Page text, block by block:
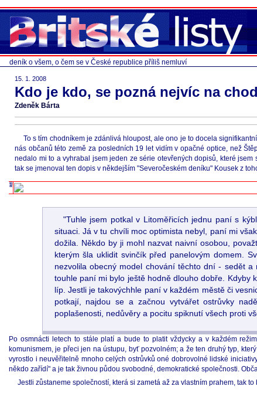
deník o všem, o čem se v České republice příliš nemluví
15. 1. 2008
Kdo je kdo, se pozná nejvíc na
Zdeněk Bárta
To s tím chodníkem je zdánlivá hloupost, ale ono je to docela
nás občanů této země za posledních 19 let vidím v opačné optice, než
nedalo mi to a vyhrabal jsem jeden ze série otevřených dopisů, které jsem
tak se jmenoval ten dopis v někdejším "Severočeském deníku" Kousek z
"Tuhle jsem potkal v Litoměřicích jednu paní s
situaci. Já v tu chvíli moc optimista nebyl, paní mi
dožila. Někdo by ji mohl nazvat naivní osobou,
kterým šla uklidit svinčík před panelovým domem.
nezvolila obecný model chování těchto dní - sedět
touhle paní mi bylo ještě hodně dlouho dobře. Kdyby
líp. Jestli je takovýchhle paní v každém městě či
potkají, najdou se a začnou vytvářet ostrůvky
poplašenosti, nedůvěry a pocitu spiknutí všech proti
Po osmnácti letech to stále platí a bude to platit vždycky a v každém
komunismem, je přeci jen na ústupu, byť pozvolném; a že ten druhý typ,
vyrostlo i neuvěřitelně mnoho celých ostrůvků oné dobrovolné lidské
někdo zařídí" a je tak živnou půdou svobodné, demokratické společnosti.
Jestli zůstaneme společností, která si zametá až za vlastním prahem, tak